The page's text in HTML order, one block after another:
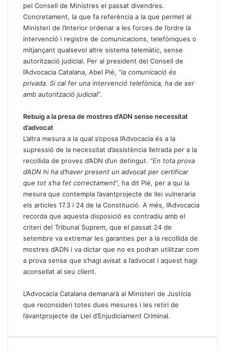
pel Consell de Ministres el passat divendres.
Concretament, la que fa referència a la que permet al
Ministeri de l’Interior ordenar a les forces de l’ordre la
intervenció i registre de comunicacions, telefòniques o
mitjançant qualsevol altre sistema telemàtic, sense
autorització judicial. Per al president del Consell de
l’Advocacia Catalana, Abel Pié, “la comunicació és
privada. Si cal fer una intervenció telefònica, ha de ser
amb autorització judicial”.
Rebuig a la presa de mostres d’ADN sense necessitat
d’advocat
L’altra mesura a la qual s’oposa l’Advocacia és a la
supressió de la necessitat d’assistència lletrada per a la
recollida de proves d’ADN d’un detingut. “En tota prova
d’ADN hi ha d’haver present un advocat per certificar
que tot s’ha fet correctament”, ha dit Pié, per a qui la
mesura que contempla l’avantprojecte de llei vulneraria
els articles 17.3 i 24 de la Constitució. A més, l’Advocacia
recorda que aquesta disposició es contradiu amb el
criteri del Tribunal Suprem, que el passat 24 de
setembre va extremar les garanties per a la recollida de
mostres d’ADN i va dictar que no es podran utilitzar com
a prova sense que s’hagi avisat a l’advocat i aquest hagi
aconsellat al seu client.
L’Advocacia Catalana demanarà al Ministeri de Justícia
que reconsideri totes dues mesures i les retiri de
l’avantprojecte de Llei d’Enjudiciament Criminal.